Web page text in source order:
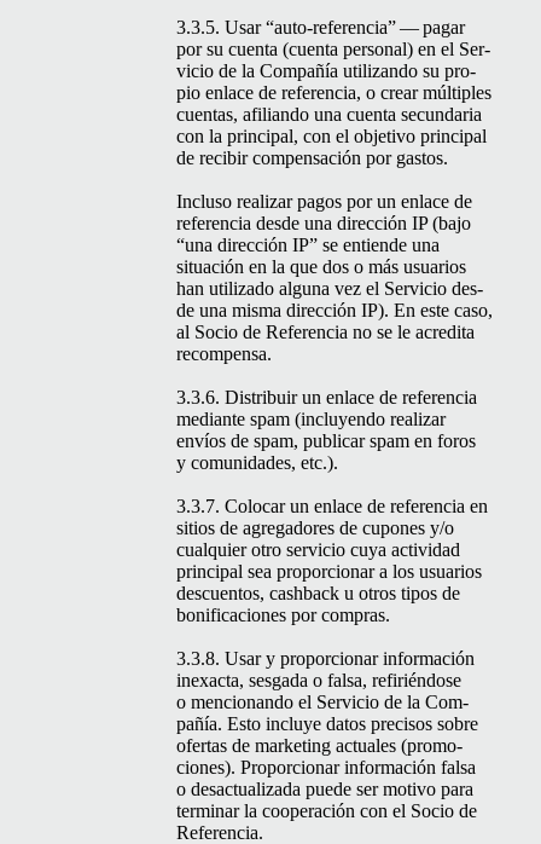
3.3.5. Usar“auto-ref­er­en­cia” — pagar
por su cuen­ta (cuen­ta per­son­al) en el Ser­
vi­cio de la Com­pañía uti­lizan­do su pro­
pio enlace de ref­er­en­cia, o crear múlti­ples
cuen­tas, afil­ian­do una cuen­ta secun­daria
con la prin­ci­pal, con el obje­ti­vo prin­ci­pal
de recibir com­pen­sación por gastos.
Inclu­so realizar pagos por un enlace de
ref­er­en­cia des­de una direc­ción IP(bajo
“una direc­ción IP” se entiende una
situación en la que dos o más usuar­ios
han uti­liza­do algu­na vez el Ser­vi­cio des­
de una mis­ma direc­ción IP). En este caso,
al Socio de Ref­er­en­cia no se le acred­i­ta
recompensa.
3.3.6. Dis­tribuir un enlace de ref­er­en­cia
medi­ante spam (incluyen­do realizar
envíos de spam, pub­licar spam en foros
y comu­nidades, etc.).
3.3.7. Colo­car un enlace de ref­er­en­cia en
sitios de agre­gadores de cupones y/o
cualquier otro ser­vi­cio cuya activi­dad
prin­ci­pal sea pro­por­cionar a los usuar­ios
des­cuen­tos, cash­back u otros tipos de
bonifi­ca­ciones por compras.
3.3.8. Usar y pro­por­cionar infor­ma­ción
inex­ac­ta, ses­ga­da o fal­sa, refir­ién­dose
o men­cio­nan­do el Ser­vi­cio de la Com­
pañía. Esto incluye datos pre­cisos sobre
ofer­tas de mar­ket­ing actuales (pro­mo­
ciones). Pro­por­cionar infor­ma­ción fal­sa
o desac­tu­al­iza­da puede ser moti­vo para
ter­mi­nar la coop­eración con el Socio de
Referencia.